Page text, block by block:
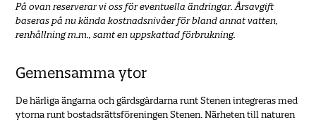
På ovan reserverar vi oss för eventuella ändringar. Årsavgift
baseras på nu kända kostnadsnivåer för bland annat vatten,
renhållning m.m., samt en uppskattad förbrukning.
Gemensamma ytor
De härliga ängarna och gärdsgårdarna runt Stenen integreras med
ytorna runt bostadsrättsföreningen Stenen. Närheten till naturen